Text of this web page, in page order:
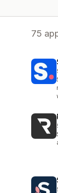
75